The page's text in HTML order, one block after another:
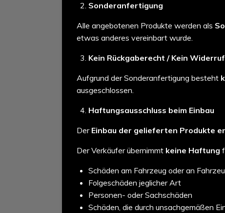
Sonderanfertigung
Alle angebotenen Produkte werden als
etwas anderes vereinbart wurde.
Kein Rückgaberecht / Kein
Aufgrund der Sonderanfertigung besteht
ausgeschlossen.
Haftungsausschluss beim Einbau
Der Einbau der gelieferten Produkte
Der Verkäufer übernimmt keine Haftung
Schäden am Fahrzeug oder an
Folgeschäden jeglicher Art
Personen- oder Sachschäden
Schäden, die durch unsachgemäßen